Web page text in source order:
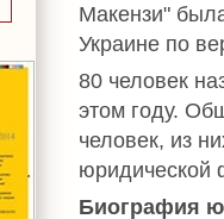
Макензи"
Украине по
80 человек
этом году.
человек, из
юридической
Биография